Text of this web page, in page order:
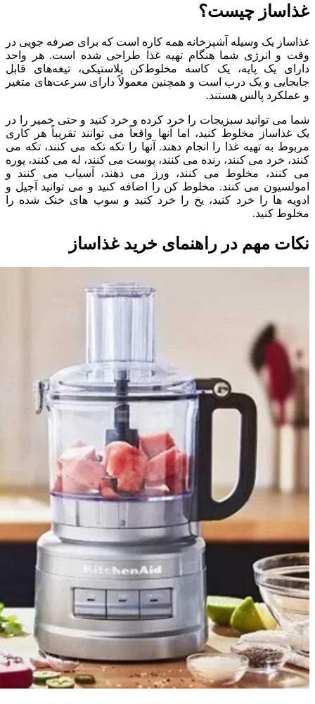
غذاساز چیست؟
غذاساز یک وسیله آشپزخانه همه کاره است که برای صرفه جویی در
وقت و انرژی شما هنگام تهیه غذا طراحی شده است. هر واحد
دارای یک پایه، یک کاسه مخلوط‌کن پلاستیکی، تیغه‌های قابل
جابجایی و یک درب است و همچنین معمولاً دارای سرعت‌های متغیر
و عملکرد پالس هستند.
شما می توانید سبزیجات را خرد کرده و خرد کنید و حتی خمیر را در
یک غذاساز مخلوط کنید، اما آنها واقعاً می توانند تقریباً هر کاری
مربوط به تهیه غذا را انجام دهند. آنها را تکه تکه می کنند، تکه می
کنند، خرد می کنند، رنده می کنند، پوست می کنند، له می کنند، پوره
می کنند، مخلوط می کنند، ورز می دهند، آسیاب می کنند و
امولسیون می کنند. مخلوط کن را اضافه کنید و می توانید آجیل و
ادویه ها را خرد کنید، یخ را خرد کنید و سوپ های خنک شده را
مخلوط کنید.
نکات مهم در راهنمای خرید غذاساز